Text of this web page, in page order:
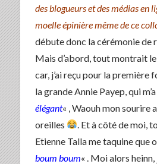
des blogueurs et des médias en
moelle épinière même de ce
débute donc la cérémonie de
Mais d’abord, tout montrait
car, j’ai reçu pour la première
la grande Annie Payep, qui
élégant« , Waouh mon sourire
oreilles
. Et à côté de moi,
Etienne Talla me taquine que
boum boum« . Moi alors